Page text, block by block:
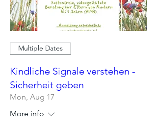
Multiple Dates
Kindliche Signale verstehen -
Sicherheit geben
Mon, Aug 17
More info